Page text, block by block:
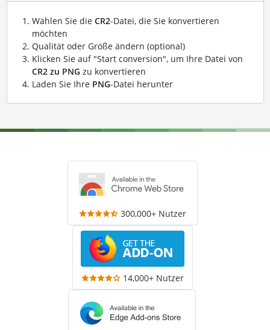
Wählen Sie die CR2-Datei, die Sie konvertieren
möchten
Qualität oder Größe ändern (optional)
Klicken Sie auf "Start conversion", um Ihre Datei von
CR2 zu PNG zu konvertieren
Laden Sie Ihre PNG-Datei herunter
300,000+ Nutzer
14,000+ Nutzer